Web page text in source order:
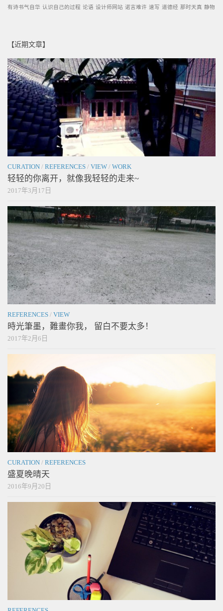
有诗书气自华 认识自己的过程 论语 设计师网站 诺言难许 速写 道德经 那时天真 静物
【近期文章】
CURATION / REFERENCES / VIEW / WORK
轻轻的你离开，就像我轻轻的走来~
2017年3月17日
REFERENCES / VIEW
時光筆墨，難畫你我， 留白不要太多！
2017年2月6日
CURATION / REFERENCES
盛夏晚晴天
2016年9月20日